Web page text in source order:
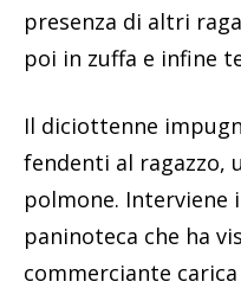
presenza di altri
poi in zuffa e infine
Il diciottenne
fendenti al ragazzo,
polmone.
paninoteca che ha
commerciante